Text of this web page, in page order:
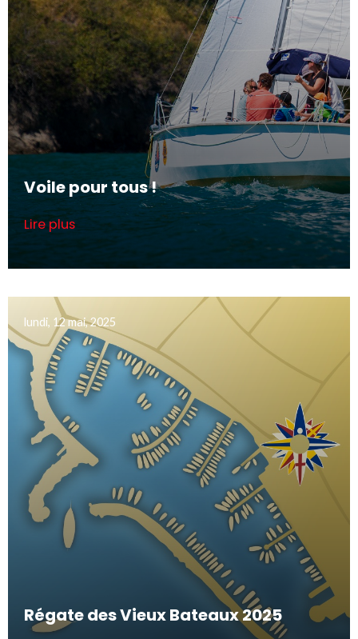
Voile pour tous !
Lire plus
lundi, 12 mai, 2025
Régate des Vieux Bateaux 2025